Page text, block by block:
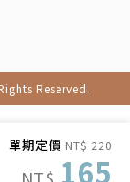
單期定價 NT$ 220
165
Reserved.